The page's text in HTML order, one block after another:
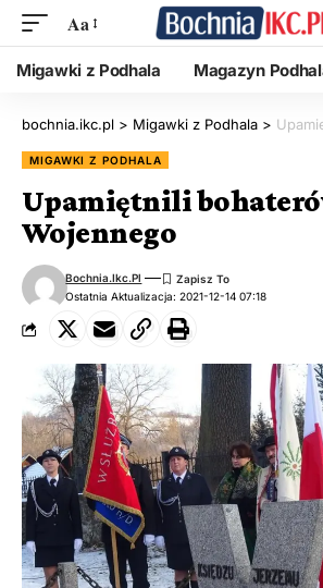
Aa
Migawki z Podhala Magazyn
bochnia.ikc.pl > Migawki z Podhala >
MIGAWKI Z PODHALA
Upamiętnili
Wojennego
Ostatnia Aktualizacja: 2021-12-14 07:18
Bochnia.ikc.pl